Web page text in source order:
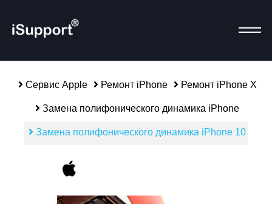
Сервис Apple Ремонт iPhone Ремонт iPhone X
Замена полифонического динамика iPhone
Замена полифонического динамика iPhone 10